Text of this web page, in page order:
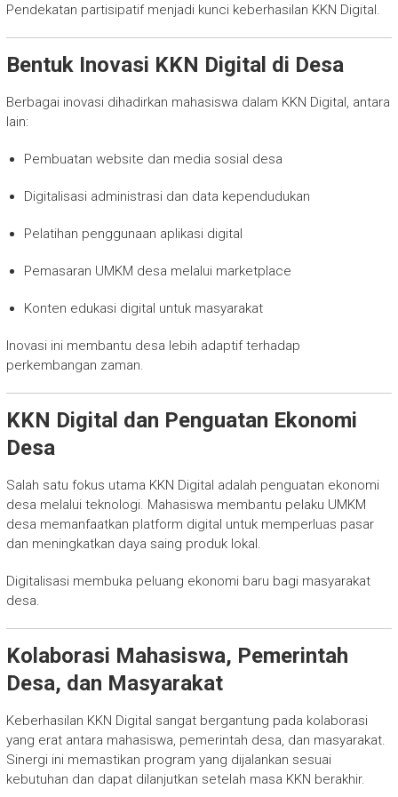
Pendekatan partisipatif menjadi kunci keberhasilan KKN Digital.
Bentuk Inovasi KKN Digital di Desa
Berbagai inovasi dihadirkan mahasiswa dalam KKN Digital, antara
lain:
Pembuatan website dan media sosial desa
Digitalisasi administrasi dan data kependudukan
Pelatihan penggunaan aplikasi digital
Pemasaran UMKM desa melalui marketplace
Konten edukasi digital untuk masyarakat
Inovasi ini membantu desa lebih adaptif terhadap
perkembangan zaman.
KKN Digital dan Penguatan Ekonomi
Desa
Salah satu fokus utama KKN Digital adalah penguatan ekonomi
desa melalui teknologi. Mahasiswa membantu pelaku UMKM
desa memanfaatkan platform digital untuk memperluas pasar
dan meningkatkan daya saing produk lokal.
Digitalisasi membuka peluang ekonomi baru bagi masyarakat
desa.
Kolaborasi Mahasiswa, Pemerintah
Desa, dan Masyarakat
Keberhasilan KKN Digital sangat bergantung pada kolaborasi
yang erat antara mahasiswa, pemerintah desa, dan masyarakat.
Sinergi ini memastikan program yang dijalankan sesuai
kebutuhan dan dapat dilanjutkan setelah masa KKN berakhir.